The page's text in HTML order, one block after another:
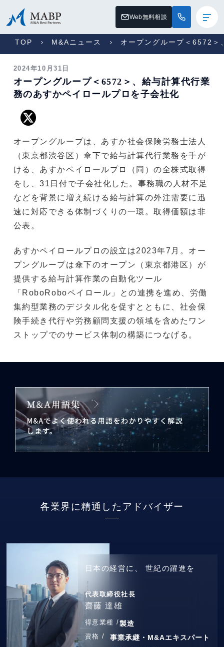
Web無料相談
TOP M&Aニュース オープングループ＜6572＞
2024年10月31日
オープングループ＜6572＞、給与計算代行業
務のあすかペイロールプロを子会社化
オープングループは、あすか社会保険労務士法人
（東京都渋谷区）傘下で給与計算代行業務を手が
ける、あすかペイロールプロ（同）の全株式取得
をし、31日付で子会社化した。事務職の人材不足
などを背景に増え続ける給与計算の外注需要に迅
速に対応できる体制づくりの一環。取得価額は非
公表。
あすかペイロールプロの設立は2023年7月。オー
プングループは傘下のオープン（東京都港区）が
提供する給与計算作業の自動化ツール
「RoboRoboペイロール」との連携を進め、労働
集約型業務のデジタル化を促すとともに、社会保
険手続き代行や労務顧問支援の領域を含めたワン
ストップでのサービス体制の構築につなげる。
各業界に精通したアドバイザー
日本の経営に、 世紀の躍進を
代表取締役社長
齋藤 達雄
得意業種 /製造
資格 /
事業承継・M&Aエキスパート